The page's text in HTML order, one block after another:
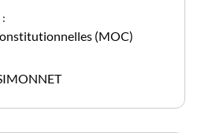
(MOC)